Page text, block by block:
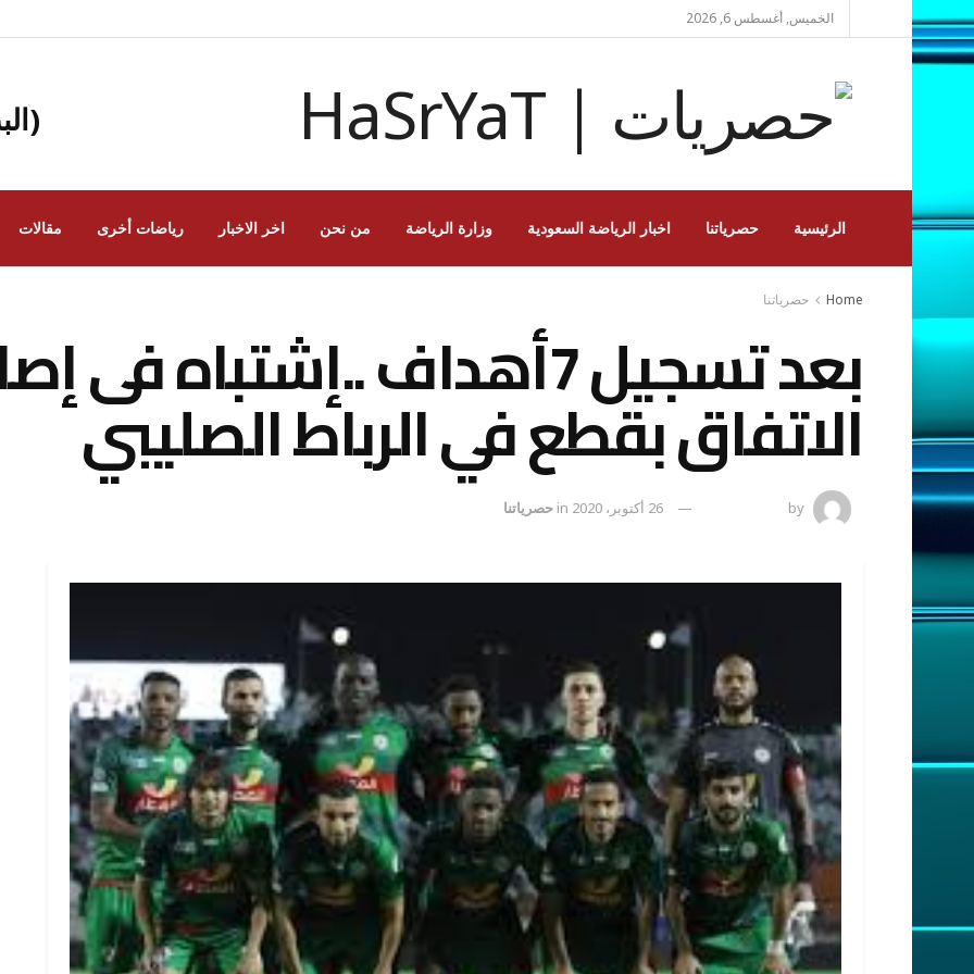
الخميس, أغسطس 6, 2026
الرئيسية حصرياتنا اخبار الرياضة السعودية وزارة الرياضة من نحن اخر الاخبار رياضات أخرى مقالات
Home حصرياتنا
بعد تسجيل 7أهداف ..إشتباه
الاتفاق بقطع في الرباط الصليبي
by 26 أكتوبر، 2020 in حصرياتنا